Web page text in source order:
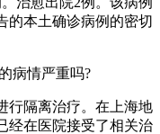
的本土确诊病例的密切
病情严重吗?
行隔离治疗。在上海地
经在医院接受了相关治